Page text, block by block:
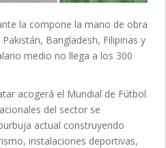
la compone la mano de obra
Bangladesh, Filipinas y
medio no llega a los 300
acogerá el Mundial de Fútbol
del sector se
actual construyendo
instalaciones deportivas,